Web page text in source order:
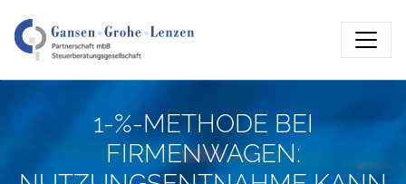
1-%-METHODE BEI
FIRMENWAGEN: